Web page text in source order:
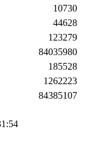
10730
44628
123279
84035980
185528
1262223
84385107